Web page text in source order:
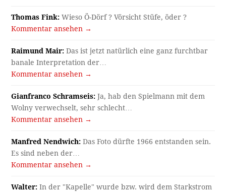
Thomas Fink: Wieso Ö-Dörf ? Vörsicht Stüfe, öder ?
Kommentar ansehen →
Raimund Mair: Das ist jetzt natürlich eine ganz furchtbar
banale Interpretation der…
Kommentar ansehen →
Gianfranco Schramseis: Ja, hab den Spielmann mit dem
Wolny verwechselt, sehr schlecht…
Kommentar ansehen →
Manfred Nendwich: Das Foto dürfte 1966 entstanden sein.
Es sind neben der…
Kommentar ansehen →
Walter: In der "Kapelle" wurde bzw. wird dem Starkstrom